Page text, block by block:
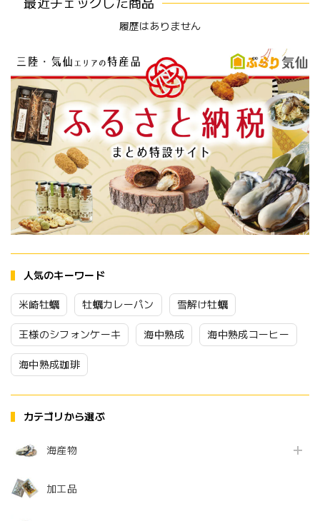
人気のキーワード
米崎牡蠣 牡蠣カレーパン 雪解け牡蠣
王様のシフォンケーキ 海中熟成 海中熟成コーヒー
海中熟成珈琲
カテゴリから選ぶ
海産物
加工品
最近チェックした商品
履歴はありません